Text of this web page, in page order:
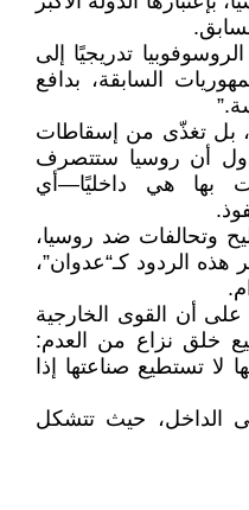
تدريجيًا إلى
السابقة، بدافع
بل تغذّى من إسقاطات
أن روسيا ستتصرف
بها هي داخليًا—أي
وتحالفات ضد روسيا،
الردود كـ“عدوان”،
أن القوى الخارجية
خلق نزاع من العدم:
لا تستطيع صناعتها إذا
الداخل، حيث تتشكل